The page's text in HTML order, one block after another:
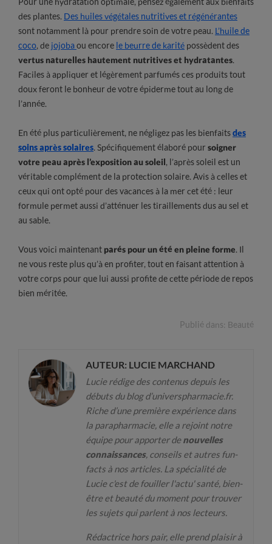
des plantes. Des huiles végétales nutritives et régénérantes
sont notamment là pour prendre soin de votre peau. L’huile de
coco, de jojobaou encore le beurre de karité possèdent des
vertus naturelles hautement nutritives et hydratantes.
Faciles à appliquer et légèrement parfumés ces produits tout
doux feront le bonheur de votre épiderme tout au long de
l’année.
En été plus particulièrement, ne négligez pas les bienfaitsdes
soins après solaires. Spécifiquement élaboré pour soigner
votre peau après l’exposition au soleil, l’après soleil est un
véritable complément de la protection solaire. Avis à celles et
ceux qui ont opté pour des vacances à la mer cet été : leur
formule permet aussi d’atténuer les tiraillements dus au sel et
au sable.
Vous voici maintenant parés pour un été en pleine forme. Il
ne vous reste plus qu’à en profiter, tout en faisant attention à
votre corps pour que lui aussi profite de cette période de repos
bien méritée.
Publié dans: Beauté
AUTEUR: LUCIE MARCHAND
Lucie rédige des contenus depuis les
débuts du blog d’universpharmacie.fr.
Riche d’une première expérience dans
la parapharmacie, elle a rejoint notre
équipe pour apporter denouvelles
connaissances, conseils et autres fun-
facts à nos articles. La spécialité de
Lucie c'est de fouiller l'actu' santé, bien-
être et beauté du moment pour trouver
les sujets qui parlent à nos lecteurs.
Rédactrice hors pair, elle prend plaisir à